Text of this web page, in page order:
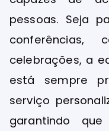
pessoas. Seja
conferências,
celebrações, a
está sempre
serviço
garantindo